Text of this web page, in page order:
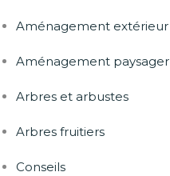
Aménagement extérieur
Aménagement paysager
Arbres et arbustes
Arbres fruitiers
Conseils